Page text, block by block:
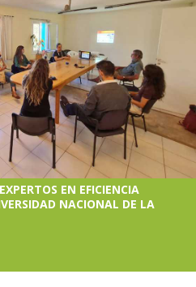
EN EFICIENCIA
NACIONAL DE LA